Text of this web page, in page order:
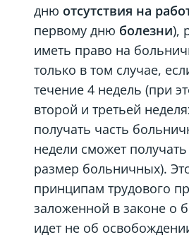
дню отсутствия на
первому дню болезни),
иметь право на
только в том случае,
течение 4 недель (при
второй и третьей
получать часть
недели сможет
размер больничных).
принципам трудового
заложенной в законе о
идет не об